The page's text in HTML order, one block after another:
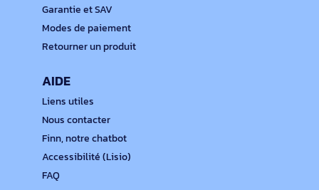
Garantie et SAV
Modes de paiement
Retourner un produit
AIDE
Liens utiles
Nous contacter
Finn, notre chatbot
Accessibilité (Lisio)
FAQ